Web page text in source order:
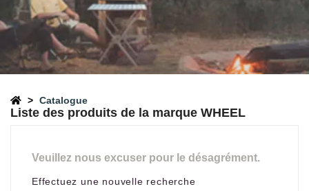
Catalogue
Liste des produits de la marque WHEEL
Veuillez nous excuser pour le désagrément.
Effectuez une nouvelle recherche